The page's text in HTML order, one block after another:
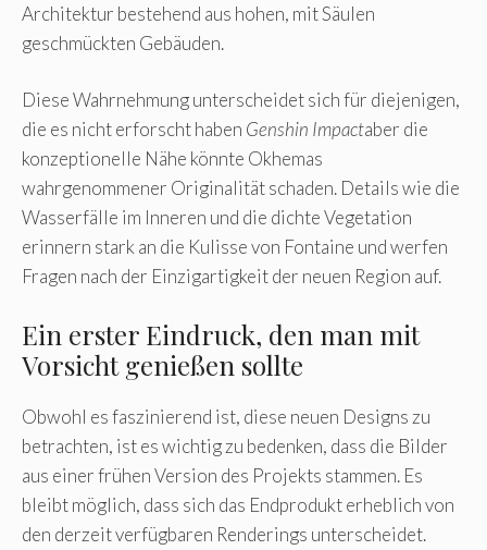
Architektur bestehend aus hohen, mit Säulen
geschmückten Gebäuden.
Diese Wahrnehmung unterscheidet sich für diejenigen,
die es nicht erforscht haben Genshin Impactaber die
konzeptionelle Nähe könnte Okhemas
wahrgenommener Originalität schaden. Details wie die
Wasserfälle im Inneren und die dichte Vegetation
erinnern stark an die Kulisse von Fontaine und werfen
Fragen nach der Einzigartigkeit der neuen Region auf.
Ein erster Eindruck, den man mit
Vorsicht genießen sollte
Obwohl es faszinierend ist, diese neuen Designs zu
betrachten, ist es wichtig zu bedenken, dass die Bilder
aus einer frühen Version des Projekts stammen. Es
bleibt möglich, dass sich das Endprodukt erheblich von
den derzeit verfügbaren Renderings unterscheidet.